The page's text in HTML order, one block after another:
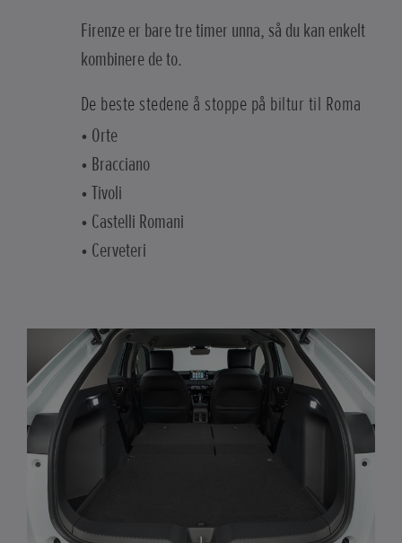
Firenze er bare tre timer unna, så du kan enkelt
kombinere de to.
De beste stedene å stoppe på biltur til Roma
• Orte
• Bracciano
• Tivoli
• Castelli Romani
• Cerveteri